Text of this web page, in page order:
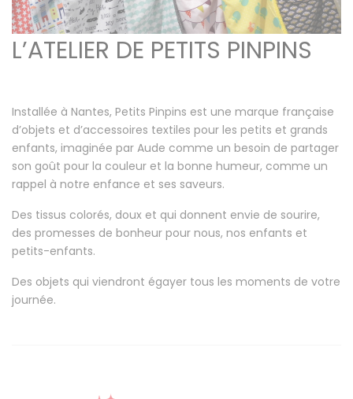
L’ATELIER DE PETITS PINPINS
Installée à Nantes, Petits Pinpins est une marque française
d’objets et d’accessoires textiles pour les petits et grands
enfants, imaginée par Aude comme un besoin de partager
son goût pour la couleur et la bonne humeur, comme un
rappel à notre enfance et ses saveurs.
Des tissus colorés, doux et qui donnent envie de sourire,
des promesses de bonheur pour nous, nos enfants et
petits-enfants.
Des objets qui viendront égayer tous les moments de votre
journée.